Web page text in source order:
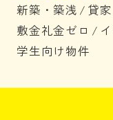
新築・築浅 / 貸
敷金礼金ゼロ /
学生向け物件